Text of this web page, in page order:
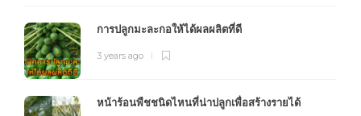
การปลูกมะละกอให้ได้ผลผลิตที่ดี
3 years ago
หน้าร้อนพืชชนิดไหนที่น่าปลูกเพื่อสร้างรายได้